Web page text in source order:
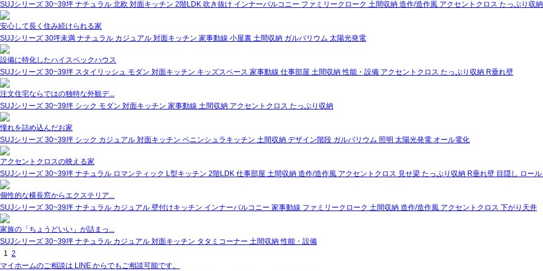
SUJシリーズ 30~39坪 ナチュラル 北欧 対面キッチン 2階LDK 吹き抜け インナーバルコニー ファミリークローク 土間収納 造作/造作風 アクセントクロス たっぷり収納
安心して長く住み続けられる家
SUJシリーズ 30坪未満 ナチュラル カジュアル 対面キッチン 家事動線 小屋裏 土間収納 ガルバリウム 太陽光発電
設備に特化したハイスペックハウス
SUJシリーズ 30~39坪 スタイリッシュ モダン 対面キッチン キッズスペース 家事動線 仕事部屋 土間収納 性能・設備 アクセントクロス たっぷり収納 R垂れ壁
注文住宅ならではの独特な外観デ...
SUJシリーズ 30~39坪 シック モダン 対面キッチン 家事動線 土間収納 アクセントクロス たっぷり収納
憧れを詰め込んだお家
SUJシリーズ 30~39坪 シック カジュアル 対面キッチン ペニンシュラキッチン 土間収納 デザイン階段 ガルバリウム 照明 太陽光発電 オール電化
アクセントクロスの映える家
SUJシリーズ 30~39坪 ナチュラル ロマンティック L型キッチン 2階LDK 仕事部屋 土間収納 造作/造作風 アクセントクロス 見せ梁 たっぷり収納 R垂れ壁 目隠し ロー
個性的な横長窓からエクステリア...
SUJシリーズ 30~39坪 ナチュラル カジュアル 壁付けキッチン インナーバルコニー 家事動線 ファミリークローク 土間収納 造作/造作風 アクセントクロス 下がり天井
家族の「ちょうどいい」が詰まっ...
SUJシリーズ 30~39坪 ナチュラル カジュアル 対面キッチン タタミコーナー 土間収納 性能・設備
1 2
マイホームのご相談は LINE からでもご相談可能です。